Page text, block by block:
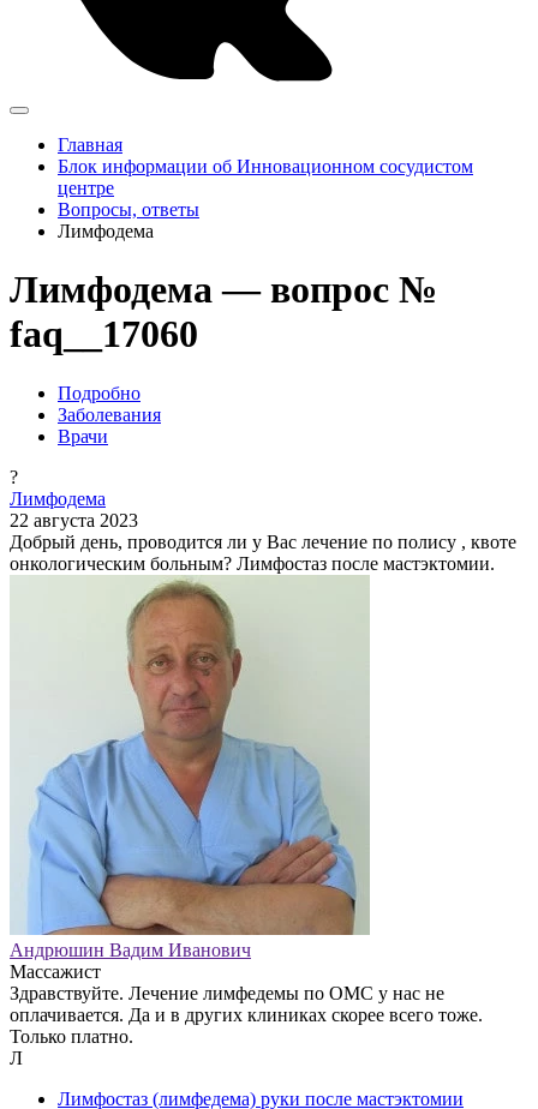
Главная
Блок информации об Инновационном сосудистом
центре
Вопросы, ответы
Лимфодема
Лимфодема — вопрос №
faq__17060
Подробно
Заболевания
Врачи
?
Лимфодема
22 августа 2023
Добрый день, проводится ли у Вас лечение по полису , квоте
онкологическим больным? Лимфостаз после мастэктомии.
Андрюшин Вадим Иванович
Массажист
Здравствуйте. Лечение лимфедемы по ОМС у нас не
оплачивается. Да и в других клиниках скорее всего тоже.
Только платно.
Л
Лимфостаз (лимфедема) руки после мастэктомии